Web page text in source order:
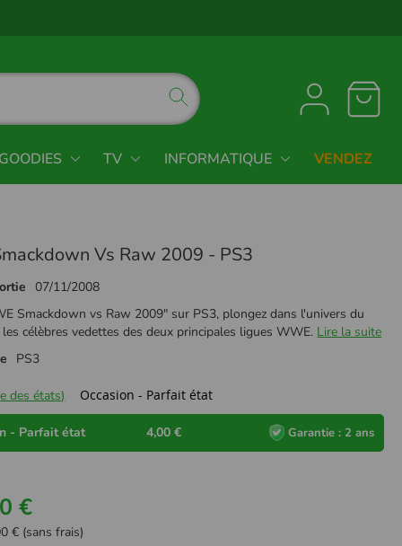
TV INFORMATIQUE VENDEZ
Vs Raw 2009 - PS3
07/11/2008
Smackdown vs Raw 2009" sur PS3, plongez dans l'univers du
les célèbres vedettes des deux principales ligues WWE. Lire la suite
PS3
des états) Occasion - Parfait état
- Parfait état 4,00 € Garantie : 2 ans
€
€ (sans frais)